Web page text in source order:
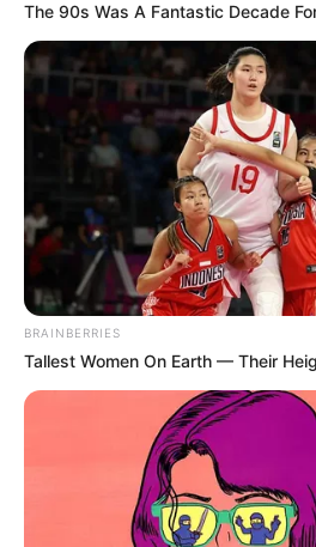
The 90s Was A Fantastic Decade
BRAINBERRIES
Tallest Women On Earth — Their